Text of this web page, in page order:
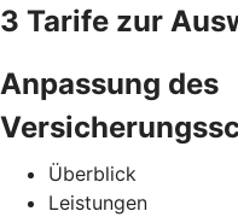
3 Tarife zur
Anpassung des
Überblick
Leistungen